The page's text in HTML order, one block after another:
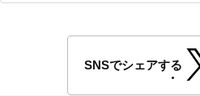
SNSでシェアする